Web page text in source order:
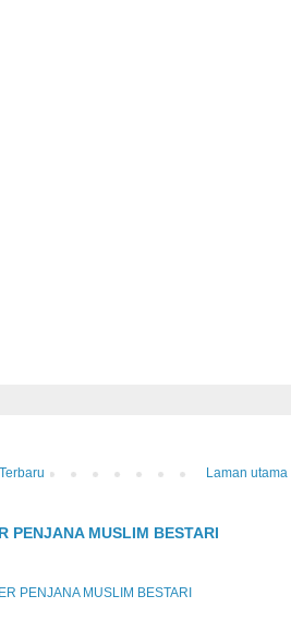
Laman utama
PENJANA MUSLIM BESTARI
PENJANA MUSLIM BESTARI